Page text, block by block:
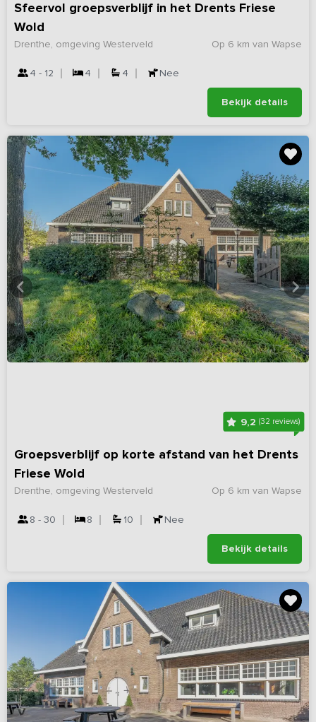
Sfeervol groepsverblijf in het Drents Friese
Wold
Op 6 km van Wapse
Drenthe, omgeving Westerveld
4 - 12 4 4 Nee
Bekijk details
9,2 (32 reviews)
Groepsverblijf op korte afstand van het Drents
Friese Wold
Op 6 km van Wapse
Drenthe, omgeving Westerveld
8 - 30 8 10 Nee
Bekijk details